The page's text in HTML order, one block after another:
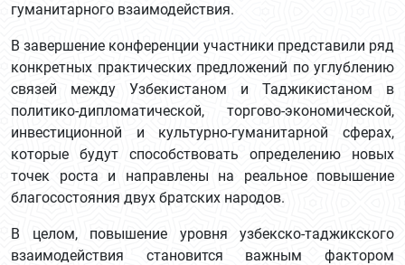
гуманитарного взаимодействия.
В завершение конференции участники представили ряд
конкретных практических предложений по углублению
связей между Узбекистаном и Таджикистаном в
политико-дипломатической, торгово-экономической,
инвестиционной и культурно-гуманитарной сферах,
которые будут способствовать определению новых
точек роста и направлены на реальное повышение
благосостояния двух братских народов.
В целом, повышение уровня узбекско-таджикского
взаимодействия становится важным фактором